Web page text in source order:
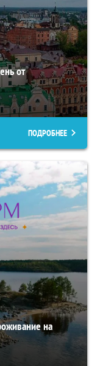
от
ПОДРОБНЕЕ
на